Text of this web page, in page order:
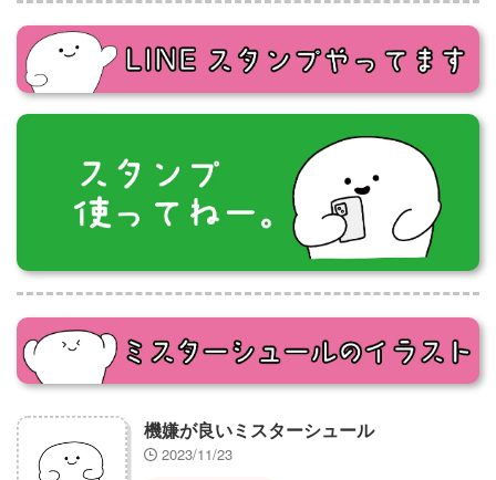
機嫌が良いミスターシュール
2023/11/23